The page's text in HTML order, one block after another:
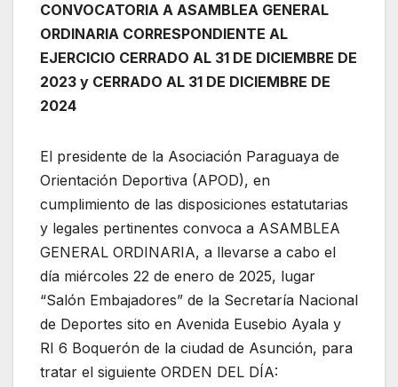
CONVOCATORIA A ASAMBLEA GENERAL
ORDINARIA CORRESPONDIENTE AL
EJERCICIO CERRADO AL 31 DE DICIEMBRE DE
2023 y CERRADO AL 31 DE DICIEMBRE DE
2024
El presidente de la Asociación Paraguaya de
Orientación Deportiva (APOD), en
cumplimiento de las disposiciones estatutarias
y legales pertinentes convoca a ASAMBLEA
GENERAL ORDINARIA, a llevarse a cabo el
día miércoles 22 de enero de 2025, lugar
“Salón Embajadores” de la Secretaría Nacional
de Deportes sito en Avenida Eusebio Ayala y
RI 6 Boquerón de la ciudad de Asunción, para
tratar el siguiente ORDEN DEL DÍA: